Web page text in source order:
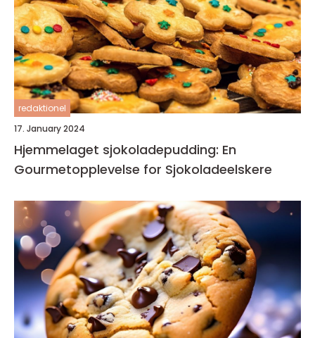
redaktionel
17. January 2024
Hjemmelaget sjokoladepudding: En
Gourmetopplevelse for Sjokoladeelskere